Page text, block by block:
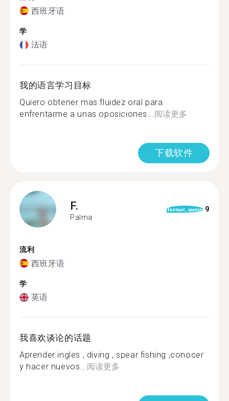
西班牙语
学
法语
我的语言学习目标
Quiero obtener mas fluidez oral para
enfrentarme a unas oposiciones...阅读更多
下载软件
F.
Palma
format_quote 9
流利
西班牙语
学
英语
我喜欢谈论的话题
Aprender ingles , diving , spear fishing ,conocer
y hacer nuevos...阅读更多